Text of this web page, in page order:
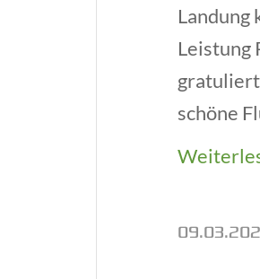
Landung
Leistung
gratuliert
schöne